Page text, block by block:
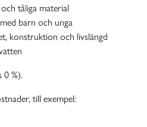
tåliga material
barn och unga
konstruktion och livslängd
0 %).
till exempel: